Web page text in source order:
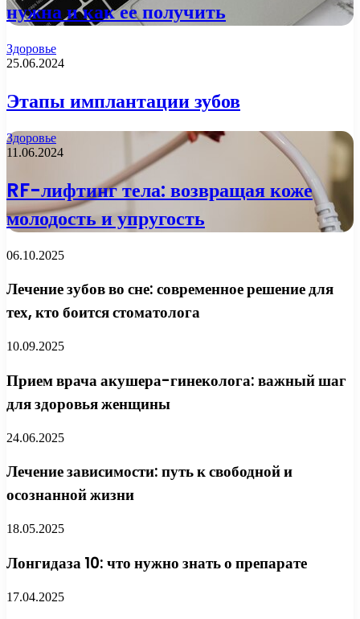
нужна и как ее получить
Здоровье
25.06.2024
Этапы имплантации зубов
Здоровье
11.06.2024
RF-лифтинг тела: возвращая коже
молодость и упругость
06.10.2025
Лечение зубов во сне: современное решение для
тех, кто боится стоматолога
10.09.2025
Прием врача акушера-гинеколога: важный шаг
для здоровья женщины
24.06.2025
Лечение зависимости: путь к свободной и
осознанной жизни
18.05.2025
Лонгидаза 10: что нужно знать о препарате
17.04.2025